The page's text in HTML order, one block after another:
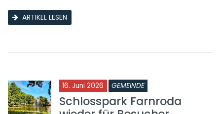
ARTIKEL LESEN
16. Juni 2026 GEMEINDE
Schlosspark Farnroda